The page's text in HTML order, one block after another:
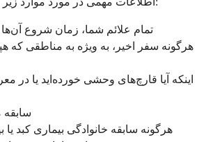
تمام علائم شما، زمان شروع آن‌ها
هرگونه سفر اخیر، به ویژه به مناطقی که
اینکه آیا قارچ‌های وحشی خورده‌اید یا در
هرگونه سابقه خانوادگی بیماری کبد یا